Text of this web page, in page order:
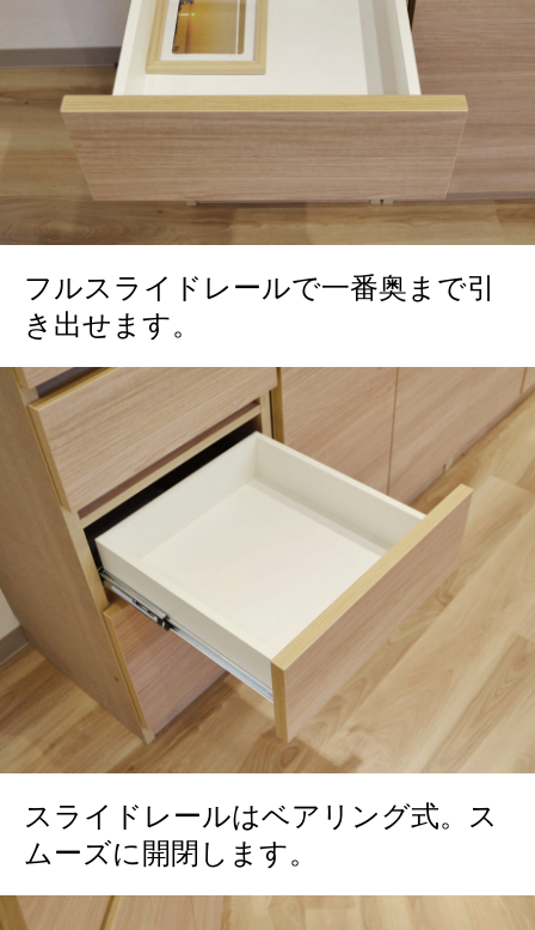
フルスライドレールで一番奥まで引
き出せます。
スライドレールはベアリング式。ス
ムーズに開閉します。